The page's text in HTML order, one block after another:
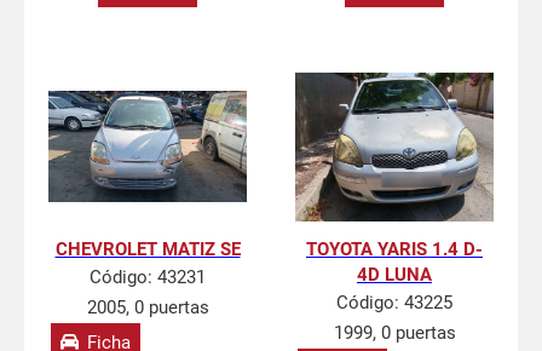
CHEVROLET MATIZ SE
Código: 43231
2005, 0 puertas
Ficha
TOYOTA YARIS 1.4 D-
4D LUNA
Código: 43225
1999, 0 puertas